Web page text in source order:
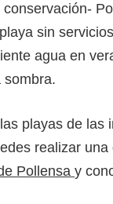
sin
agua en
sombra.
playas de las
realizar una
Pollensa y